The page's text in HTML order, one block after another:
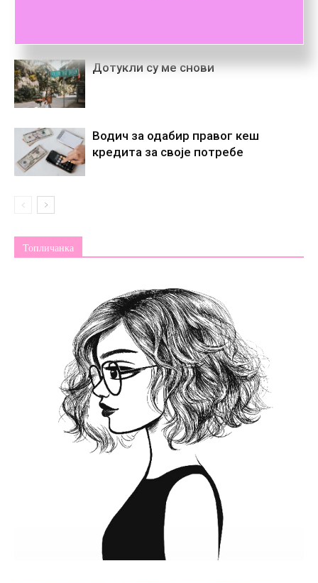
Дотукли су ме снови
Водич за одабир правог кеш
кредита за своје потребе
Топличанка